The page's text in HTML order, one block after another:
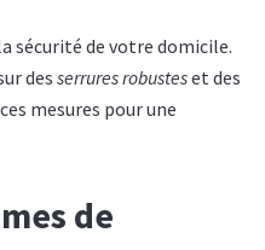
sécurité de votre domicile.
des serrures robusteset des
mesures pour une
de